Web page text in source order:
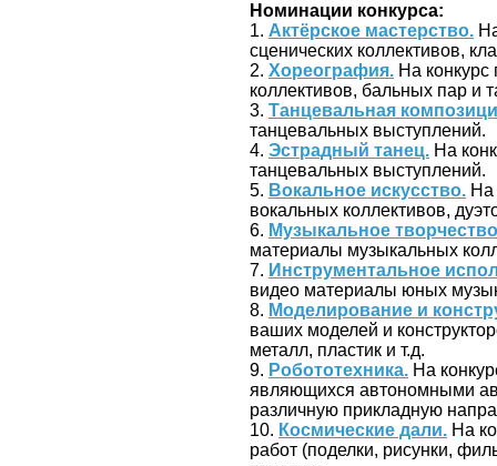
Номинации конкурса:
1. Актёрское мастерство.
сценических коллективов,
2. Хореография. На
коллективов, бальных пар и
3. Танцевальная
танцевальных выступлений.
4. Эстрадный танец. На
танцевальных выступлений.
5. Вокальное искусство. На
вокальных коллективов,
6. Музыкальное
материалы музыкальных
7. Инструментальное
видео материалы юных
8. Моделирование и
ваших моделей и
металл, пластик и т.д.
9. Робототехника. На
являющихся автономными
различную прикладную
10. Космические дали. На
работ (поделки, рисунки,